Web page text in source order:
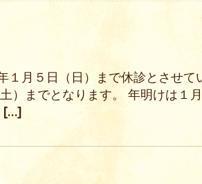
１月５日（日）まで休診とさせて
）までとなります。 年明けは１
[…]